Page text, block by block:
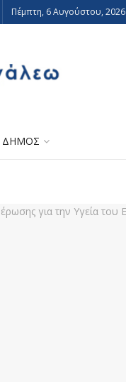
Πέμπτη, 6 Αυγούστου, 2026
ΔΗΜΟΣ